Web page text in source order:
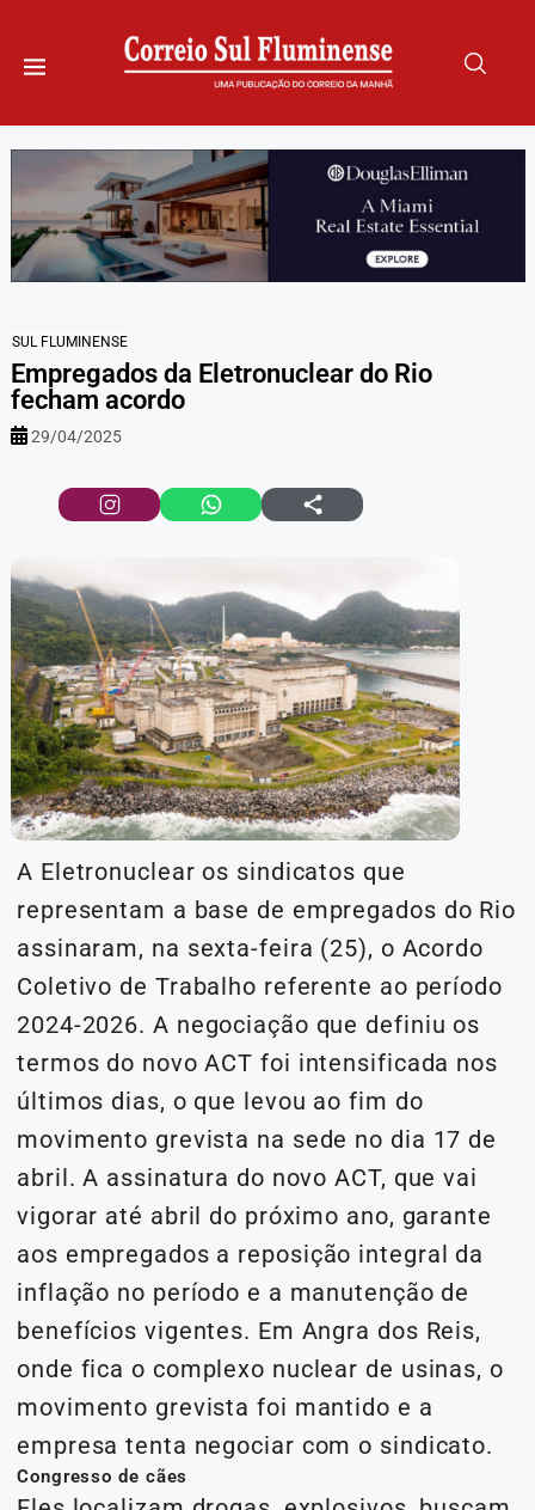
SUL FLUMINENSE
Empregados da Eletronuclear do Rio
fecham acordo
29/04/2025
A Eletronuclear os sindicatos que
representam a base de empregados do Rio
assinaram, na sexta-feira (25), o Acordo
Coletivo de Trabalho referente ao período
2024-2026. A negociação que definiu os
termos do novo ACT foi intensificada nos
últimos dias, o que levou ao fim do
movimento grevista na sede no dia 17 de
abril. A assinatura do novo ACT, que vai
vigorar até abril do próximo ano, garante
aos empregados a reposição integral da
inflação no período e a manutenção de
benefícios vigentes. Em Angra dos Reis,
onde fica o complexo nuclear de usinas, o
movimento grevista foi mantido e a
empresa tenta negociar com o sindicato.
Congresso de cães